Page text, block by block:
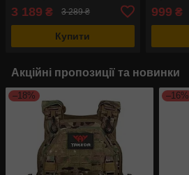
3 189 ₴ 3 289 ₴
Купити
999 ₴
Акційні пропозиції та новинки
–18% –16%